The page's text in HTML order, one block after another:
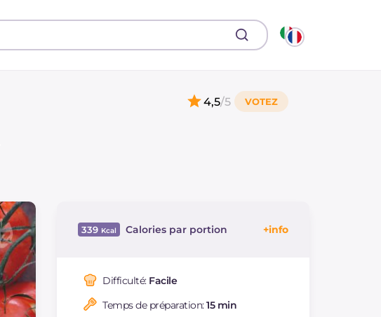
4,5/5
339 Calories par portion
Dont sucres
Protéine g
Difficulté: Facile
Temps de préparation:15 min